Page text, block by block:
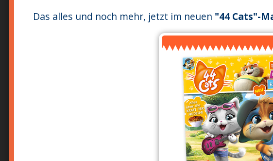
Das alles und noch mehr, jetzt im neuen "44 Cats"-